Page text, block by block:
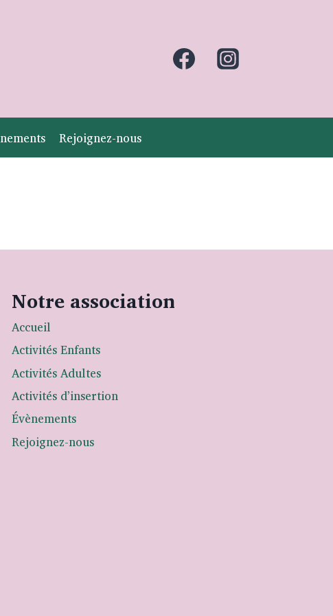
Rejoignez-nous
Notre association
Accueil
Activités Enfants
Activités Adultes
Activités d’insertion
Évènements
Rejoignez-nous